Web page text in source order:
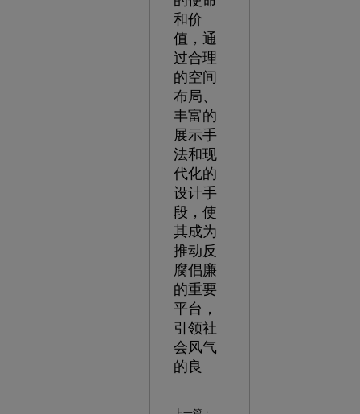
和价
值，通
过合理
的空间
布局、
丰富的
展示手
法和现
代化的
设计手
段，使
其成为
推动反
腐倡廉
的重要
平台，
引领社
会风气
的良